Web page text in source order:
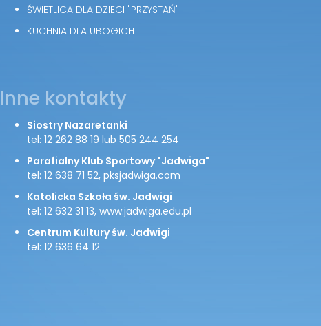
ŚWIETLICA DLA DZIECI "PRZYSTAŃ"
KUCHNIA DLA UBOGICH
Inne kontakty
Siostry Nazaretanki
tel: 12 262 88 19 lub 505 244 254
Parafialny Klub Sportowy "Jadwiga"
tel: 12 638 71 52, pksjadwiga.com
Katolicka Szkoła św. Jadwigi
tel: 12 632 31 13, www.jadwiga.edu.pl
Centrum Kultury św. Jadwigi
tel: 12 636 64 12